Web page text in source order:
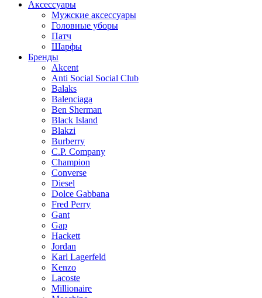
Аксессуары
Мужские аксессуары
Головные уборы
Патч
Шарфы
Бренды
Akcent
Anti Social Social Club
Balaks
Balenciaga
Ben Sherman
Black Island
Blakzi
Burberry
C.P. Company
Champion
Converse
Diesel
Dolce Gabbana
Fred Perry
Gant
Gap
Hackett
Jordan
Karl Lagerfeld
Kenzo
Lacoste
Millionaire